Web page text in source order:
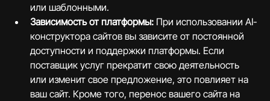
или шаблонными.
Зависимость от платформы: При использовании AI-
конструктора сайтов вы зависите от постоянной
доступности и поддержки платформы. Если
поставщик услуг прекратит свою деятельность
или изменит свое предложение, это повлияет на
ваш сайт. Кроме того, перенос вашего сайта на